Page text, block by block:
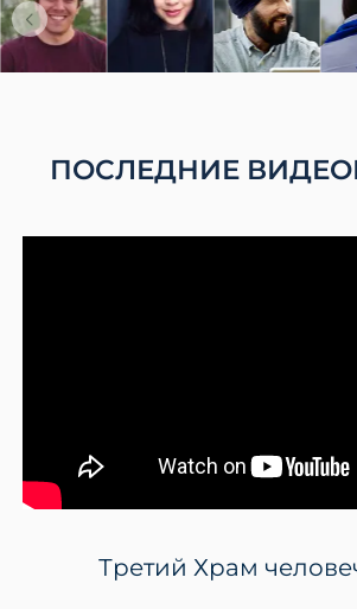
ПОСЛЕДНИЕ
Третий Храм